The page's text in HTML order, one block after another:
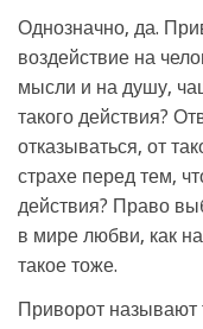
Однозначно, да.
воздействие на
мысли и на душу,
такого действия?
отказываться, от
страхе перед тем,
действия? Право
в мире любви, как
такое тоже.
Приворот называют